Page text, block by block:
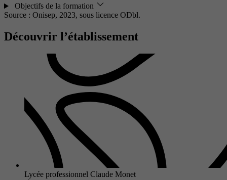
Objectifs de la formation
Source : Onisep, 2023, sous licence ODbl.
Découvrir l’établissement
Lycée professionnel Claude Monet